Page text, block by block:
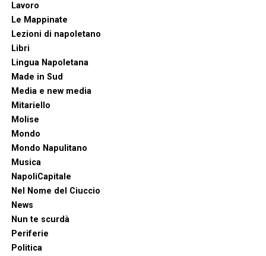
Lavoro
Le Mappinate
Lezioni di napoletano
Libri
Lingua Napoletana
Made in Sud
Media e new media
Mitariello
Molise
Mondo
Mondo Napulitano
Musica
NapoliCapitale
Nel Nome del Ciuccio
News
Nun te scurdà
Periferie
Politica